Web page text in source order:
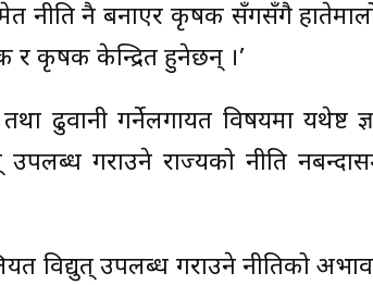
नीति नै बनाएर कृषक सँगसँगै हातेमालो
र कृषक केन्द्रित हुनेछन् ।’
ढुवानी गर्नेलगायत विषयमा यथेष्ट
उपलब्ध गराउने राज्यको नीति
विद्युत् उपलब्ध गराउने नीतिको